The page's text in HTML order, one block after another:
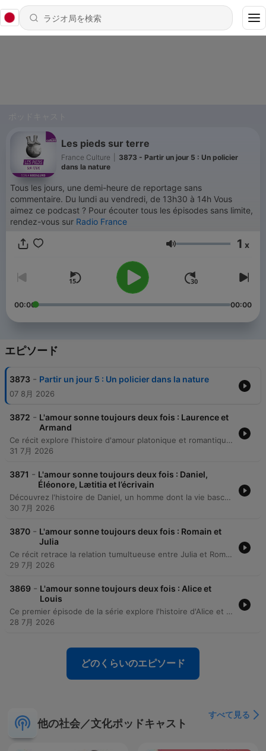
Les pieds sur terre
France Culture
3873 - Partir un jour 5 : Un policier
dans la nature
Tous les jours, une demi-heure de reportage sans
commentaire. Du lundi au vendredi, de 13h30 à 14h Vous
aimez ce podcast ? Pour écouter tous les épisodes sans limite,
rendez-vous sur Radio France
音量 1 x
00:00 00:00
エピソード
3873 - Partir un jour 5 : Un policier dans la nature
07 8月 2026
3872 - L'amour sonne toujours deux fois : Laurence et
Armand
Ce récit explore l'histoire d'amour platonique et romantique entre Laurence, une adolescente, et Armand, un pêcheur de trente ans son aîné, dans le village de Portivy. À travers des souvenirs empreints de nostalgie, on découvre comment Laurence passait ses étés à l'observer et à rêver d'une connexion avec lui. L'épisode relate également la transition de Laurence d'une vie parisienne vers un nouveau départ à Portivy aux côtés d'Armand, après que ce dernier a traversé une période de rupture et de dépression. Le récit décrit leur rapprochement physique et émotionnel, l'adaptation d'Armand au monde urbain, puis leur décision commune de s'installer durablement en Bretagne.
31 7月 2026
3871 - L'amour sonne toujours deux fois : Daniel,
Éléonore, Lætitia et l’écrivain
Découvrez l'histoire de Daniel, un homme dont la vie bascule après avoir été quitté par sa compagne Laetitia pour un écrivain célèbre. Consumé par la jalousie, il prépare un attentat meurtrier en s'alliant à l'épouse de son rival. Cet épisode relate également comment la tension violente a laissé place à une transformation profonde. Des décennies plus tard, malgré les blessures passées, Daniel et Eléonore ont su transformer leur relation en une amitié durable et cordiale.
30 7月 2026
3870 - L'amour sonne toujours deux fois : Romain et
Julia
Ce récit retrace la relation tumultueuse entre Julia et Romain, née d'un coup de foudre à la fin des années 1990. Entre passion cinématographique et quête de simplicité, leur histoire est marquée par l'instabilité émotionnelle de Julia et son besoin de mise en scène, menant inévitablement à une rupture. Trente ans plus tard, un message inattendu provoque leurs retrouvailles. Le récit explore la transition d'une passion adolescente vers une relation plus mature et authentique, où l'artifice de la séduction a laissé place à l'acceptation de soi et à la simplicité.
29 7月 2026
3869 - L'amour sonne toujours deux fois : Alice et
Louis
Ce premier épisode de la série explore l'histoire d'Alice et Louis, deux anciens camarades de classe qui se retrouvent des années plus tard. Après une reprise de contact via les réseaux sociaux, une passion clandestine s'installe alors qu'ils mènent tous deux des vies de famille séparées. Le récit détaille la complexité de leur relation extra-conjugale, marquée par des épreuves personnelles et le traumatisme professionnel d'Alice. Entre secret et nécessité de discrétion, le couple trouve refuge dans une création artistique commune mêlant écriture et photopoésie.
28 7月 2026
どのくらいのエピソード
他の社会／文化ポッドキャスト
すべて見る